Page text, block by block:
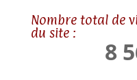
Nombre total de
du site :
8